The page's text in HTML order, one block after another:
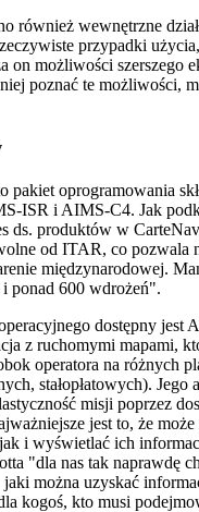
również wewnętrzne
przypadki
on możliwości szerszego
poznać te możliwości,
pakiet oprogramowania
ISR i AIMS-C4. Jak
ds. produktów w
od ITAR, co pozwala
międzynarodowej.
ponad 600 wdrożeń".
dostępny jest
z ruchomymi mapami,
operatora na różnych
stałopłatowych). Jego
misji poprzez
jest to, że
i wyświetlać ich
"dla nas tak naprawdę
można uzyskać
kogoś, kto musi